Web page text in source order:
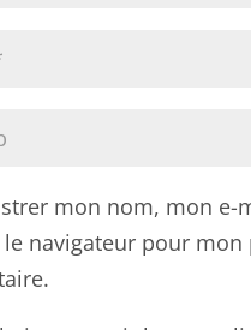
mon nom, mon e-
le navigateur pour mon